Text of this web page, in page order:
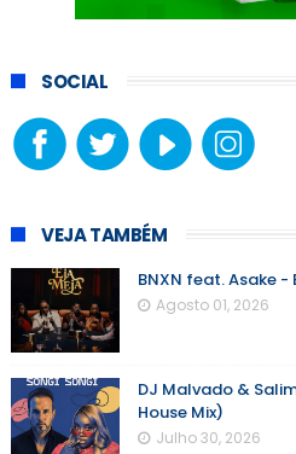
SOCIAL
VEJA TAMBÉM
BNXN feat. Asake -
Agosto 01, 2026
DJ Malvado &
House Mix)
Julho 30, 2026